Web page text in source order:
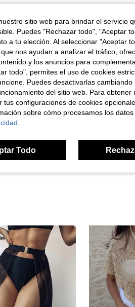
Útil (0)
sitio web para brindar el servicio
Puedes "Rechazar todo", "Aceptar
a tu elección. Al seleccionar "Aceptar
nos ayudan a analizar el tráfico,
y los anuncios para
todo", permites el uso de cookies
Puedes desactivarlas cambiando
del sitio web. Para obtener
configuraciones de cookies
sobre cómo procesamos los datos
Todo